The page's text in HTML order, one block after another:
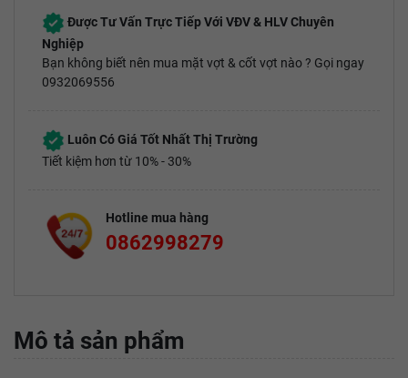
Được Tư Vấn Trực Tiếp Với VĐV & HLV Chuyên
Nghiệp
Bạn không biết nên mua mặt vợt & cốt vợt nào ? Gọi ngay
0932069556
Luôn Có Giá Tốt Nhất Thị Trường
Tiết kiệm hơn từ 10% - 30%
Hotline mua hàng
0862998279
Mô tả sản phẩm